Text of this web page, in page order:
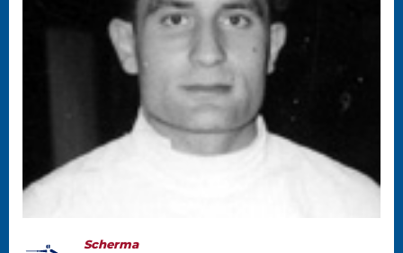
Scherma